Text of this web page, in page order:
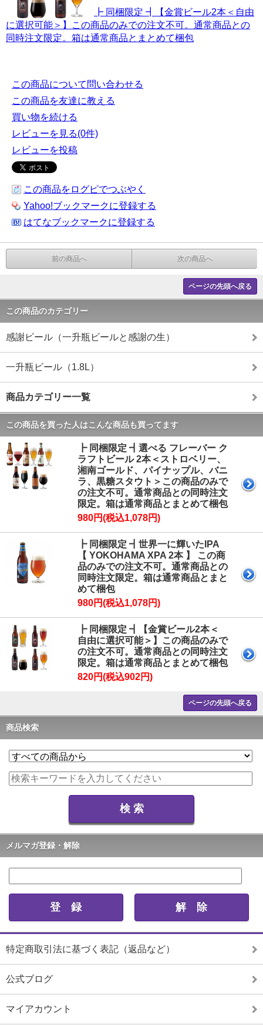
┣ 同梱限定 ┫【金賞ビール2本＜自由
に選択可能＞】この商品のみでの注文不可。通常商品との
同時注文限定。箱は通常商品とまとめて梱包
この商品について問い合わせる
この商品を友達に教える
買い物を続ける
レビューを見る(0件)
レビューを投稿
この商品をログピでつぶやく
Yahoo!ブックマークに登録する
はてなブックマークに登録する
前の商品へ 次の商品へ
ページの先頭へ戻る
この商品のカテゴリー
感謝ビール（一升瓶ビールと感謝の生）
一升瓶ビール（1.8L）
商品カテゴリー一覧
この商品を買った人はこんな商品も買ってます
┣ 同梱限定 ┫選べる フレーバー ク
ラフトビール 2本＜ストロベリー、
湘南ゴールド、パイナップル、バニ
ラ、黒糖スタウト＞この商品のみで
の注文不可。通常商品との同時注文
限定。箱は通常商品とまとめて梱包
980円(税込1,078円)
┣ 同梱限定 ┫世界一に輝いたIPA
【 YOKOHAMA XPA 2本 】 この商
品のみでの注文不可。通常商品との
同時注文限定。箱は通常商品とまと
めて梱包
980円(税込1,078円)
┣ 同梱限定 ┫【金賞ビール2本＜
自由に選択可能＞】この商品のみで
の注文不可。通常商品との同時注文
限定。箱は通常商品とまとめて梱包
820円(税込902円)
ページの先頭へ戻る
商品検索
メルマガ登録・解除
特定商取引法に基づく表記（返品など）
公式ブログ
マイアカウント